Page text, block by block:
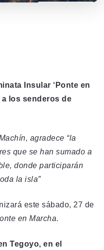
Insular ‘Ponte en
a los senderos de
agradece “la
que se han sumado a
donde participarán
la isla”
este sábado, 27 de
en Marcha.
Tegoyo, en el